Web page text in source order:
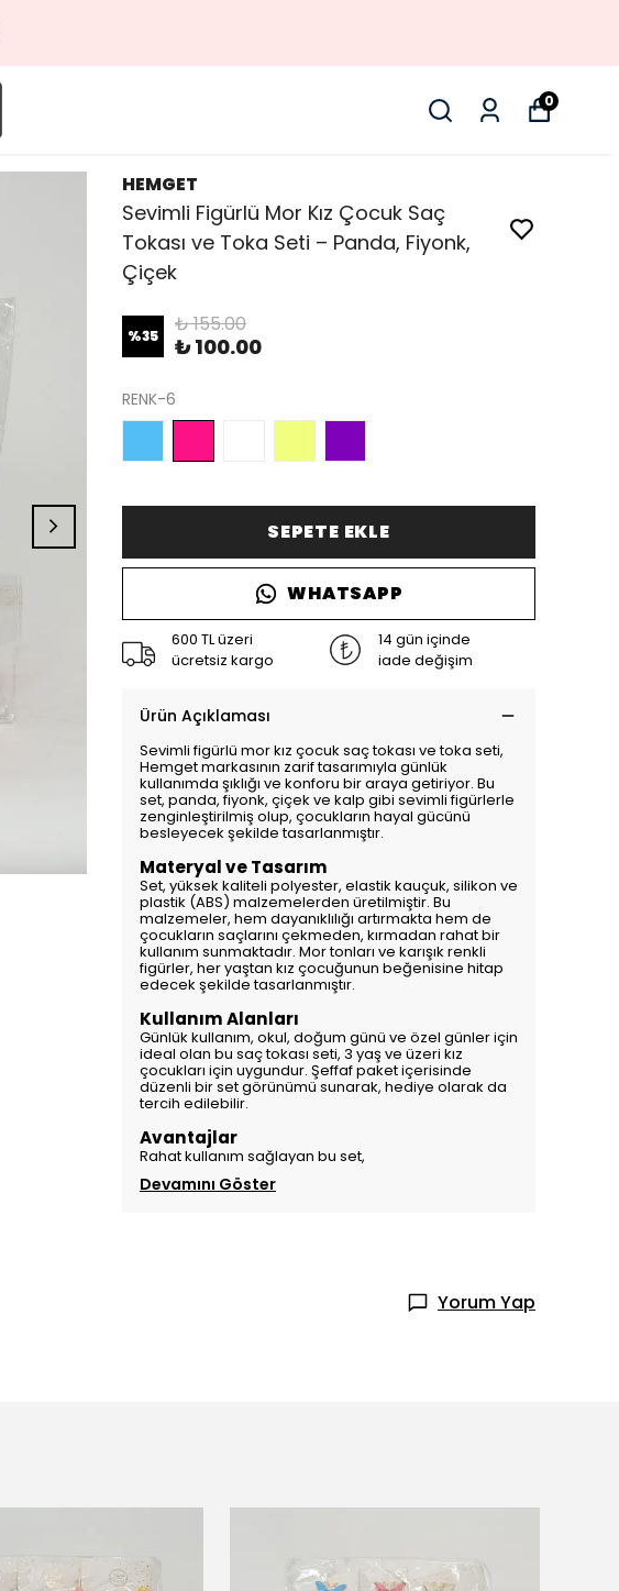
0
HEMGET
Sevimli Figürlü Mor Kız Çocuk Saç
Tokası ve Toka Seti – Panda, Fiyonk,
Çiçek
%35 ₺ 155.00
₺ 100.00
RENK-6
SEPETE EKLE
WHATSAPP
600 TL üzeri
ücretsiz kargo
14 gün içinde
iade değişim
Ürün Açıklaması
Sevimli figürlü mor kız çocuk saç tokası ve toka seti,
Hemget markasının zarif tasarımıyla günlük
kullanımda şıklığı ve konforu bir araya getiriyor. Bu
set, panda, fiyonk, çiçek ve kalp gibi sevimli figürlerle
zenginleştirilmiş olup, çocukların hayal gücünü
besleyecek şekilde tasarlanmıştır.
Materyal ve Tasarım
Set, yüksek kaliteli polyester, elastik kauçuk, silikon ve
plastik (ABS) malzemelerden üretilmiştir. Bu
malzemeler, hem dayanıklılığı artırmakta hem de
çocukların saçlarını çekmeden, kırmadan rahat bir
kullanım sunmaktadır. Mor tonları ve karışık renkli
figürler, her yaştan kız çocuğunun beğenisine hitap
edecek şekilde tasarlanmıştır.
Kullanım Alanları
Günlük kullanım, okul, doğum günü ve özel günler için
ideal olan bu saç tokası seti, 3 yaş ve üzeri kız
çocukları için uygundur. Şeffaf paket içerisinde
düzenli bir set görünümü sunarak, hediye olarak da
tercih edilebilir.
Avantajlar
Rahat kullanım sağlayan bu set,
Devamını Göster
Yorum Yap